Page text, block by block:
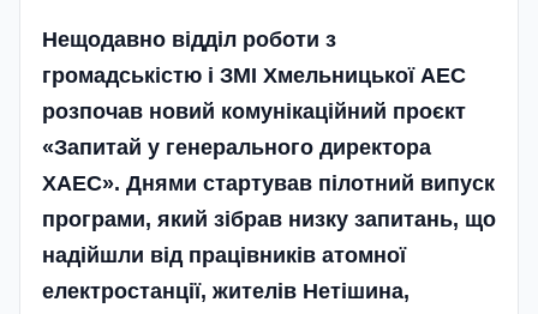
Нещодавно відділ роботи з
громадськістю і ЗМІ Хмельницької АЕС
розпочав новий комунікаційний проєкт
«Запитай у генерального директора
ХАЕС». Днями стартував пілотний випуск
програми, який зібрав низку запитань, що
надійшли від працівників атомної
електростанції, жителів Нетішина,